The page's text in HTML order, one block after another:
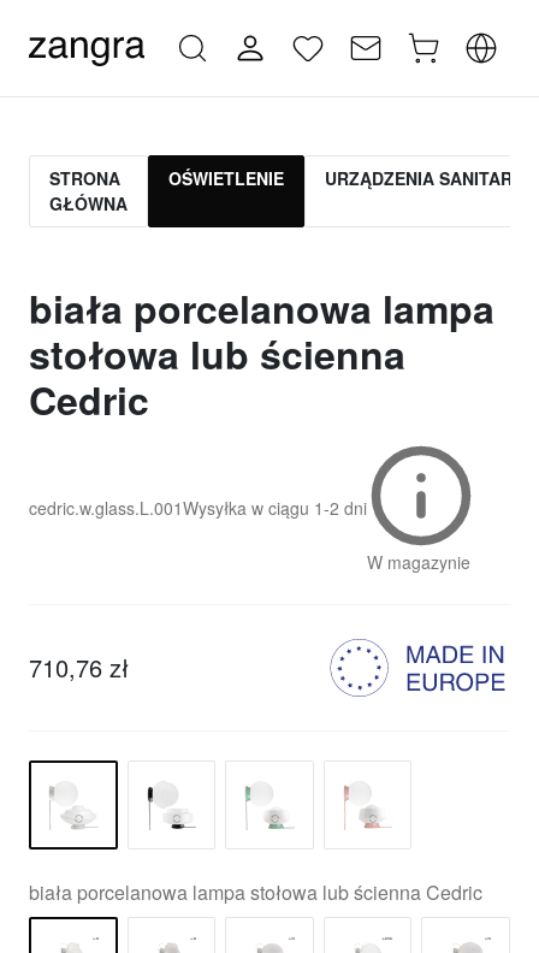
STRONA
GŁÓWNA
OŚWIETLENIE URZĄDZENIA SANITARNE
biała porcelanowa lampa
stołowa lub ścienna
Cedric
cedric.w.glass.L.001Wysyłka w ciągu 1-2 dni
W magazynie
710,76 zł
biała porcelanowa lampa stołowa lub ścienna Cedric